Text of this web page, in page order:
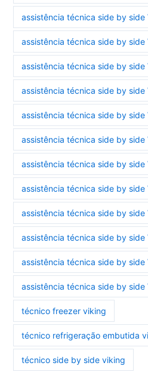
assistência técnica side by side
assistência técnica side by
assistência técnica side by side
assistência técnica side by side
assistência técnica side by
assistência técnica side by side
assistência técnica side by side
assistência técnica side by
assistência técnica side by side
assistência técnica side by side
assistência técnica side by side
assistência técnica side by side
técnico freezer viking
técnico refrigeração embutida
técnico side by side viking